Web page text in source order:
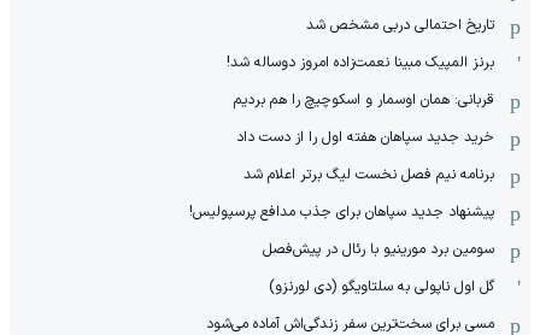
تاریخ احتمالی دربی مشخص شد
برنز المپیک مبینا نعمت‌زاده امروز دوساله شد!
قربانی: همان اوسمار و اسکوچیچ را هم بردیم
خرید جدید سپاهان هفته اول را از دست داد
برنامه نیم فصل نخست لیگ برتر اعلام شد
پیشنهاد جدید سپاهان برای جذب مدافع پرسپولیس!
سومین برد مورینیو با رئال در پیش‌فصل
گل اول ناپولی به سلتاویگو (دی لورنزو)
مسی برای سخت‌ترین سفر زندگی‌اش آماده می‌شود